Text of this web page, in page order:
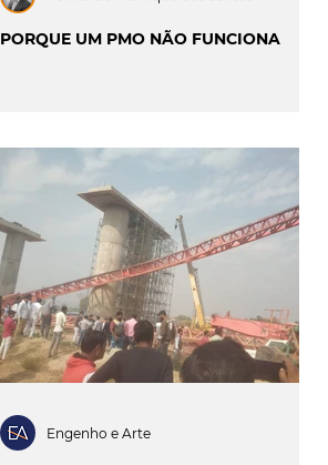
PORQUE UM PMO NÃO FUNCIONA
Engenho e Arte